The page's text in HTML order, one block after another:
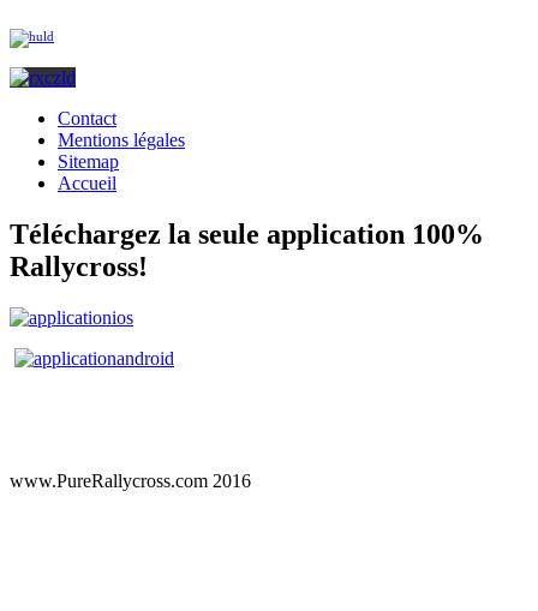
Contact
Mentions légales
Sitemap
Accueil
Téléchargez la seule application 100%
Rallycross!
www.PureRallycross.com 2016